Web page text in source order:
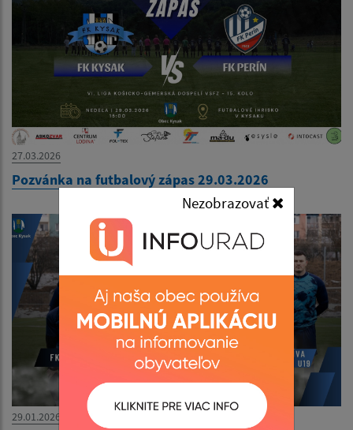
Nezobrazovať
27.03.2026
Pozvánka na futbalový zápas 29.03.2026
29.01.2026